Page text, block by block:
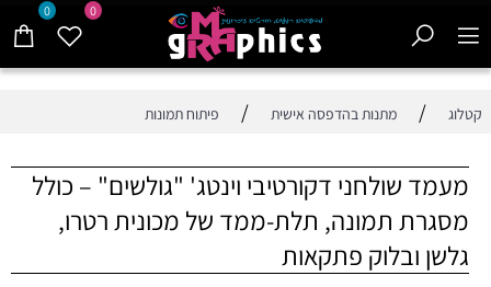
0 0
קטלוג / מתנות בהדפסה אישית / פיתוח תמונות
מעמד שולחני דקורטיבי וינטג' "גולשים" – כולל
מסגרת תמונה, תלת-ממד של מכונית רטרו,
גלשן ובלוק פתקאות